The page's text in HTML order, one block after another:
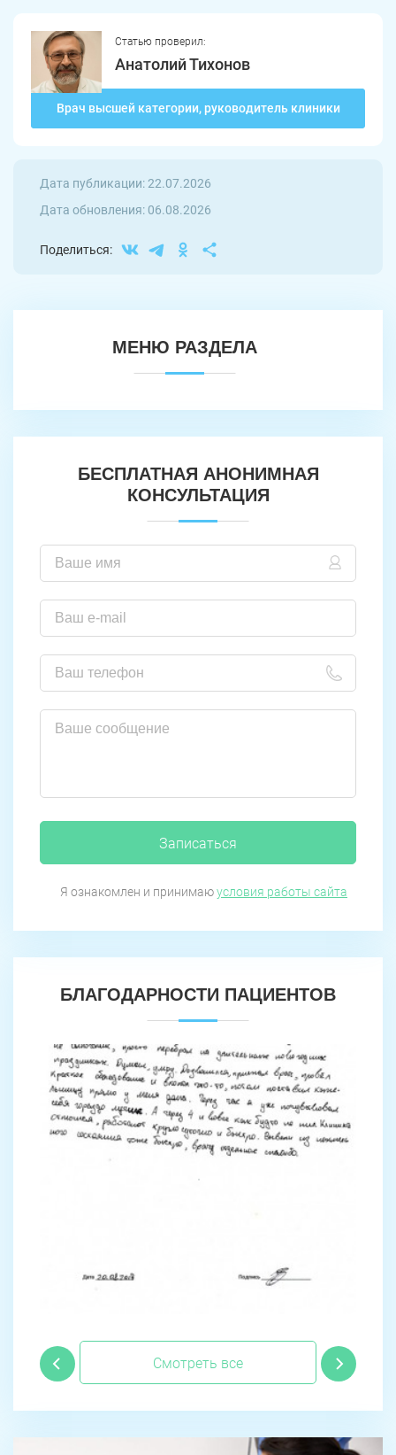
Статью проверил:
Анатолий Тихонов
Врач высшей категории, руководитель клиники
Дата публикации: 22.07.2026
Дата обновления: 06.08.2026
Поделиться:
МЕНЮ РАЗДЕЛА
БЕСПЛАТНАЯ АНОНИМНАЯ
КОНСУЛЬТАЦИЯ
Записаться
Я ознакомлен и принимаюусловия работы сайта
БЛАГОДАРНОСТИ ПАЦИЕНТОВ
Смотреть все